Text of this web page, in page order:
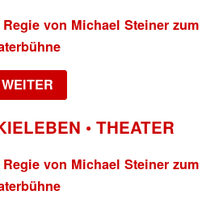
von Michael Steiner zum
WEITER
• THEATER
von Michael Steiner zum